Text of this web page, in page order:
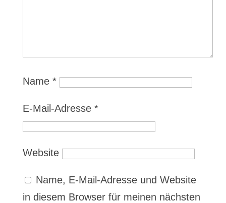
Name *
E-Mail-Adresse *
Website
Name, E-Mail-Adresse und Website
in diesem Browser für meinen nächsten